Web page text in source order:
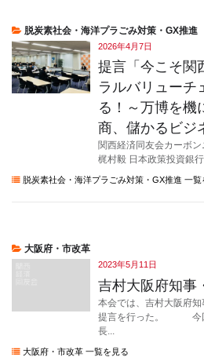
脱炭素社会・海洋プラごみ対策・GX推進
2026年4月7日
提言「今こそ関
ラルバリューチ
る！～万博を機
商、儲かるビジ
関西経済同友会カーボ
梶村毅 日本政策投資銀
脱炭素社会・海洋プラごみ対策・GX推進 一覧
大阪府・市改革
2023年5月11日
吉村大阪府知事
本会では、吉村大阪府
提言を行った。 今回
長...
大阪府・市改革 一覧を見る